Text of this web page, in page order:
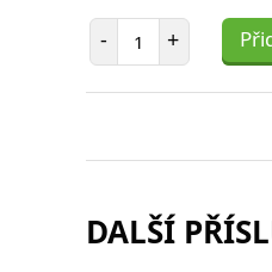
- Počet položek
+
DALŠÍ